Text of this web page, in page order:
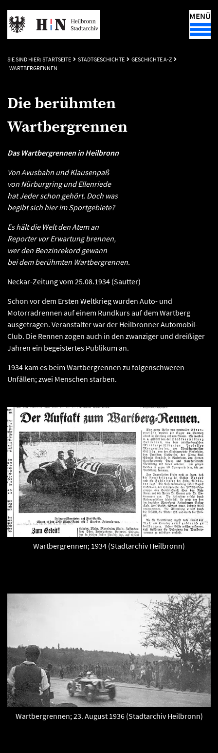
MENÜ
SIE SIND HIER: STARTSEITE STADTGESCHICHTE
GESCHICHTE A-Z
WARTBERGRENNEN
Die berühmten
Wartbergrennen
Das Wartbergrennen in Heilbronn
Von Avusbahn und Klausenpaß
von Nürburgring und Ellenriede
hat Jeder schon gehört. Doch was
begibt sich hier im Sportgebiete?
Es hält die Welt den Atem an
Reporter vor Erwartung brennen,
wer den Benzinrekord gewann
bei dem berühmten Wartbergrennen.
Neckar-Zeitung vom 25.08.1934 (Sautter)
Schon vor dem Ersten Weltkrieg wurden Auto- und
Motorradrennen auf einem Rundkurs auf dem Wartberg
ausgetragen. Veranstalter war der Heilbronner Automobil-
Club. Die Rennen zogen auch in den zwanziger und dreißiger
Jahren ein begeistertes Publikum an.
1934 kam es beim Wartbergrennen zu folgenschweren
Unfällen; zwei Menschen starben.
Wartbergrennen; 1934 (Stadtarchiv Heilbronn)
Wartbergrennen; 23. August 1936 (Stadtarchiv Heilbronn)